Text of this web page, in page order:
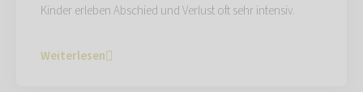
Kinder erleben Abschied und Verlust oft sehr intensiv.
Weiterlesen